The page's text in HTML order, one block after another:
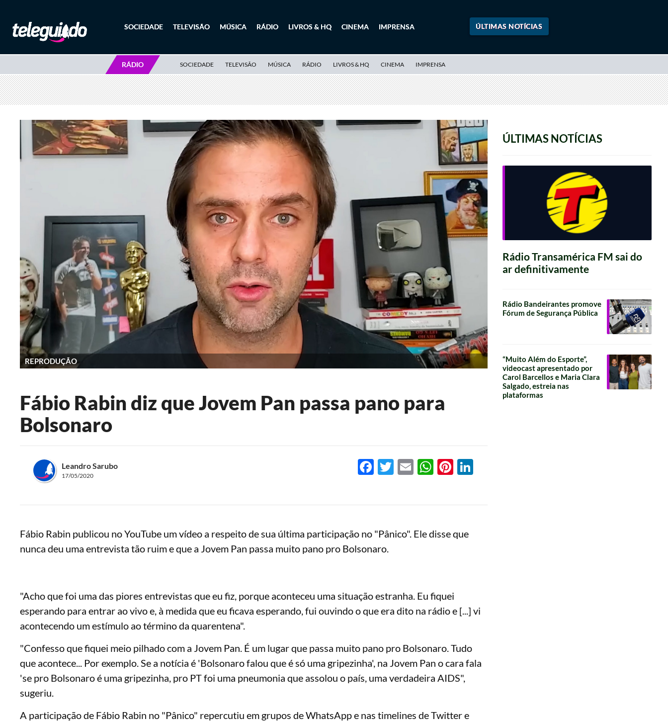
ÚLTIMAS NOTÍCIAS
SOCIEDADE TELEVISÃO MÚSICA RÁDIO LIVROS & HQ CINEMA IMPRENSA
RÁDIO SOCIEDADE TELEVISÃO MÚSICA RÁDIO LIVROS & HQ CINEMA IMPRENSA
REPRODUÇÃO
Fábio Rabin diz que Jovem Pan passa pano para
Bolsonaro
Leandro Sarubo
17/05/2020 Facebook
Twitter
EmailWhatsApp
Pinterest
LinkedIn
Fábio Rabin publicou no YouTube um vídeo a respeito de sua última participação no "Pânico". Ele disse que
nunca deu uma entrevista tão ruim e que a Jovem Pan passa muito pano pro Bolsonaro.
"Acho que foi uma das piores entrevistas que eu fiz, porque aconteceu uma situação estranha. Eu fiquei
esperando para entrar ao vivo e, à medida que eu ficava esperando, fui ouvindo o que era dito na rádio e [...] vi
acontecendo um estímulo ao término da quarentena".
"Confesso que fiquei meio pilhado com a Jovem Pan. É um lugar que passa muito pano pro Bolsonaro. Tudo
que acontece... Por exemplo. Se a notícia é 'Bolsonaro falou que é só uma gripezinha', na Jovem Pan o cara fala
'se pro Bolsonaro é uma gripezinha, pro PT foi uma pneumonia que assolou o país, uma verdadeira AIDS",
sugeriu.
A participação de Fábio Rabin no "Pânico" repercutiu em grupos de WhatsApp e nas timelines de Twitter e
ÚLTIMAS NOTÍCIAS
Rádio Transamérica FM sai do
ar definitivamente
Rádio Bandeirantes promove
Fórum de Segurança Pública
“Muito Além do Esporte”,
videocast apresentado por
Carol Barcellos e Maria Clara
Salgado, estreia nas
plataformas